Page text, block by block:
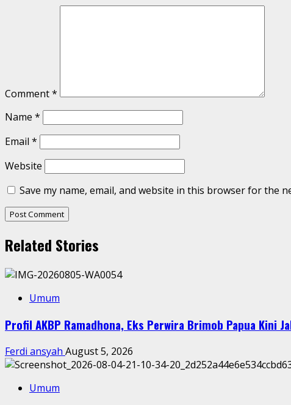
Comment*
Name *
Email *
Website
Save my name, email, and website in this browser for the
Related Stories
Umum
Profil AKBP Ramadhona, Eks Perwira Brimob Papua Kini
Ferdi ansyah August 5, 2026
Umum